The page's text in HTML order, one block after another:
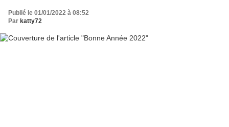
Publié le 01/01/2022 à 08:52
Par katty72